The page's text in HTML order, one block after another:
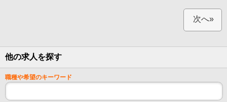
次へ»
他の求人を探す
職種や希望のキーワード